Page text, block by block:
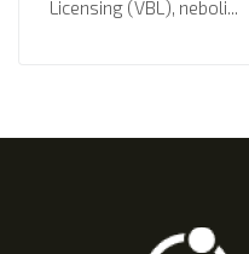
Licensing (VBL), neboli...